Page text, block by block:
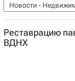
Новости -
Министерство
Россия
Реставрацию
ВДНХ